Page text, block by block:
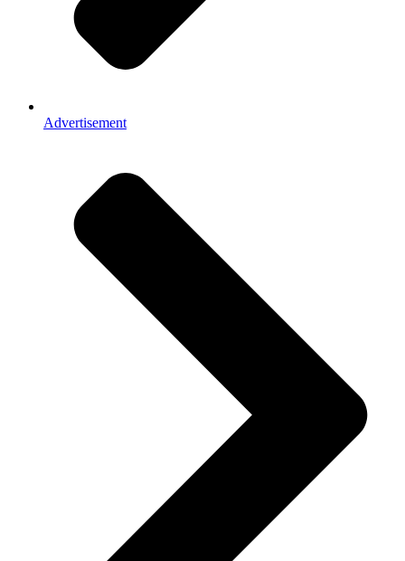
Advertisement